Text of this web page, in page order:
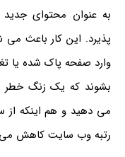
به عنوان محتوای
پذیرد. این کار باعث می
بشوند که یک زنگ خطر
می دهید و هم اینکه از
رتبه وب سایت کاهش می